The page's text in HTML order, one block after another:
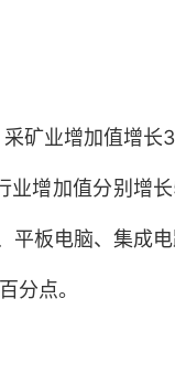
矿业增加值增长
增加值分别增长
平板电脑、集成
分点。